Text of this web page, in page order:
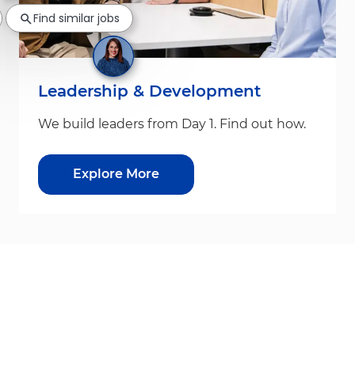
Leadership & Development
We build leaders from Day 1. Find out how.
Explore More
Find similar jobs